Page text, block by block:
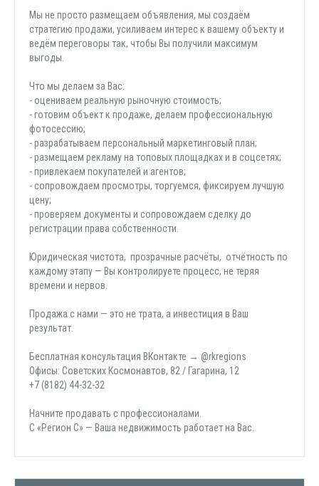
Мы не просто размещаем объявления, мы создаём
стратегию продажи, усиливаем интерес к вашему объекту и
ведём переговоры так, чтобы Вы получили максимум
выгоды.
Что мы делаем за Вас:
- оцениваем реальную рыночную стоимость;
- готовим объект к продаже, делаем профессиональную
фотосессию;
- разрабатываем персональный маркетинговый план;
- размещаем рекламу на топовых площадках и в соцсетях;
- привлекаем покупателей и агентов;
- сопровождаем просмотры, торгуемся, фиксируем лучшую
цену;
- проверяем документы и сопровождаем сделку до
регистрации права собственности.
Юридическая чистота, прозрачные расчёты, отчётность по
каждому этапу — Вы контролируете процесс, не теряя
времени и нервов.
Продажа с нами — это не трата, а инвестиция в Ваш
результат.
Бесплатная консультация ВКонтакте → @rkregions
Офисы: Советских Космонавтов, 82 / Гагарина, 12
+7 (8182) 44-32-32
Начните продавать с профессионалами.
С «Регион С» — Ваша недвижимость работает на Вас.